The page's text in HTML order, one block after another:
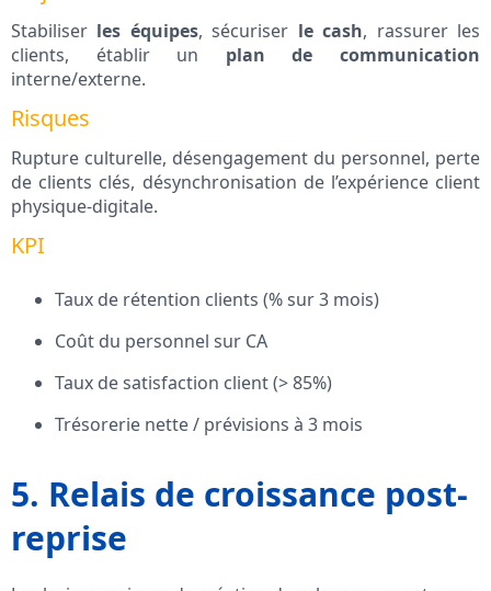
Stabiliser les équipes, sécuriser le cash, rassurer les
clients, établir un plan de communication
interne/externe.
Risques
Rupture culturelle, désengagement du personnel, perte
de clients clés, désynchronisation de l’expérience client
physique-digitale.
KPI
Taux de rétention clients (% sur 3 mois)
Coût du personnel sur CA
Taux de satisfaction client (> 85%)
Trésorerie nette / prévisions à 3 mois
5. Relais de croissance post-
reprise